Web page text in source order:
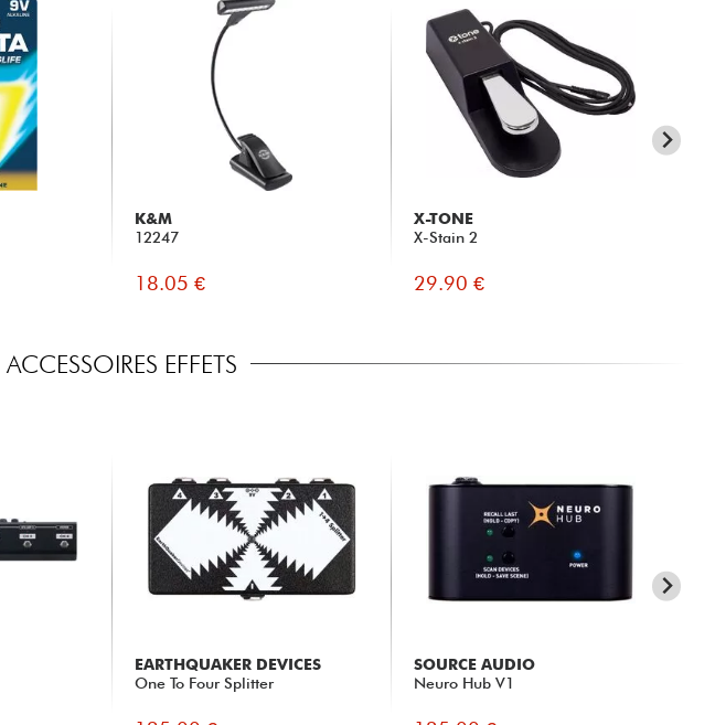
K&M
12247
18.05 €
X-TONE
X-Stain 2
29.90 €
EFFETS
EARTHQUAKER DEVICES
One To Four Splitter
SOURCE AUDIO
Neuro Hub V1